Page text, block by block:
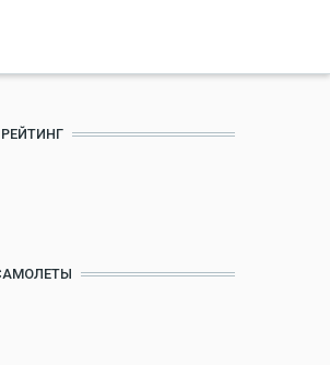
РЕЙТИНГ